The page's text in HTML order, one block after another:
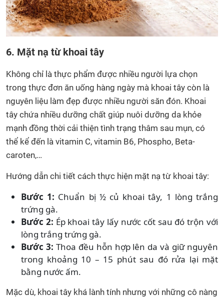
6. Mặt nạ từ khoai tây
Không chỉ là thực phẩm được nhiều người lựa chọn
trong thực đơn ăn uống hàng ngày mà khoai tây còn là
nguyên liệu làm đẹp được nhiều người săn đón. Khoai
tây chứa nhiều dưỡng chất giúp nuôi dưỡng da khỏe
mạnh đồng thời cải thiện tình trạng thâm sau mụn, có
thể kể đến là vitamin C, vitamin B6, Phospho, Beta-
caroten,…
Hướng dẫn chi tiết cách thực hiện mặt nạ từ khoai tây:
Bước 1: Chuẩn bị ½ củ khoai tây, 1 lòng trắng
trứng gà.
Bước 2: Ép khoai tây lấy nước cốt sau đó trộn với
lòng trắng trứng gà.
Bước 3: Thoa đều hỗn hợp lên da và giữ nguyên
trong khoảng 10 – 15 phút sau đó rửa lại mặt
bằng nước ấm.
Mặc dù, khoai tây khá lành tính nhưng với những cô nàng